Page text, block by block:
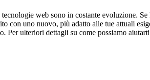
web sono in costante evoluzione.
con uno nuovo, più adatto alle tue attuali
ulteriori dettagli su come possiamo